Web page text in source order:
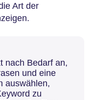
Art der
nach Bedarf an,
und eine
auswählen,
zu